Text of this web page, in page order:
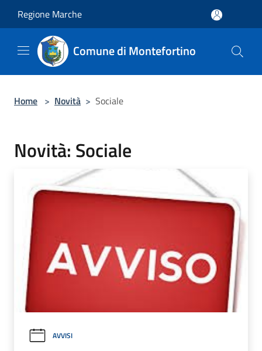
Regione Marche
Comune di Montefortino
Home > Novità > Sociale
Novità: Sociale
AVVISI